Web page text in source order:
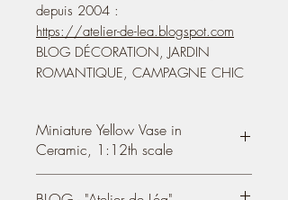
depuis 2004 :
https://atelier-de-lea.blogspot.com
BLOG DÉCORATION, JARDIN
ROMANTIQUE, CAMPAGNE CHIC
Miniature Yellow Vase in
Ceramic, 1:12th scale